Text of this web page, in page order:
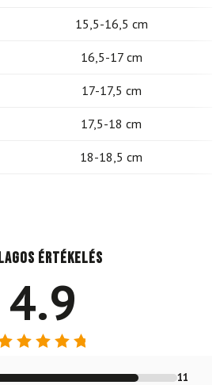
15,5-16,5 cm
16,5-17 cm
17-17,5 cm
17,5-18 cm
18-18,5 cm
értékelés
4.9
/ 5
11